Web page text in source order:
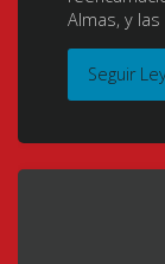
Almas, y
Seguir